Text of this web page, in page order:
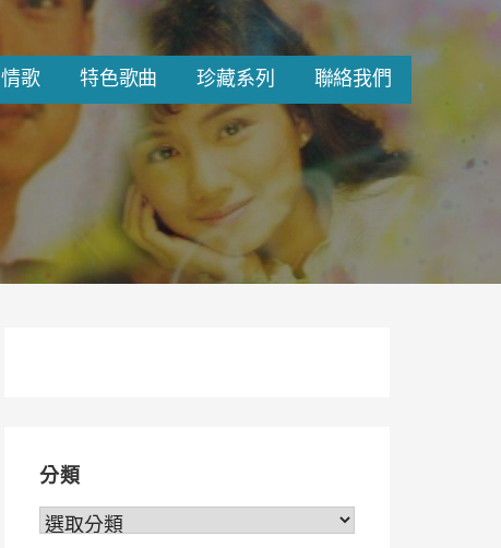
情歌 特色歌曲 珍藏系列 聯絡我們
分類
分